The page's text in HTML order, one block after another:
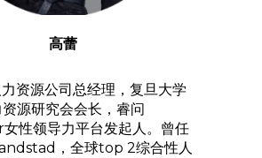
高蕾
资源公司总经理，复旦大学
源研究会会长，睿问
性领导力平台发起人。曾任
，全球top 2综合性人